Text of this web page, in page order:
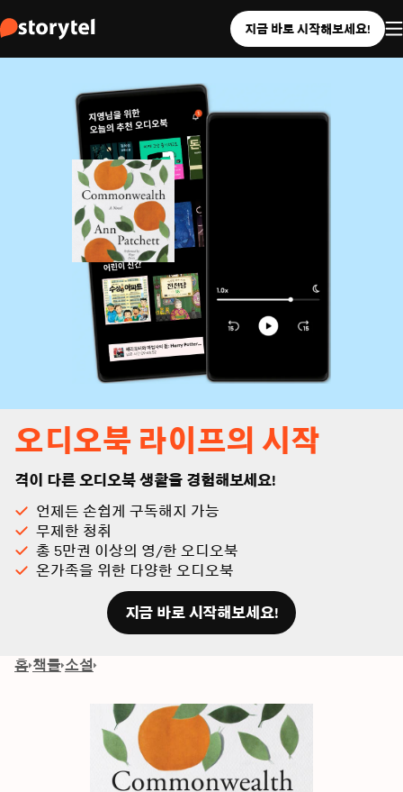
지금 바로 시작해보세요!
오디오북 라이프의 시작
격이 다른 오디오북 생활을 경험해보세요!
언제든 손쉽게 구독해지 가능
무제한 청취
총 5만권 이상의 영/한 오디오북
온가족을 위한 다양한 오디오북
지금 바로 시작해보세요!
홈 책들 소설